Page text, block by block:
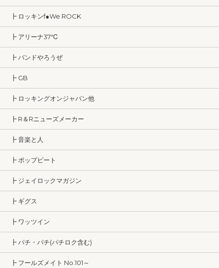
┣ ロッキンf●We ROCK
┣ アリーナ37℃
┣ バンドやろうぜ
┣ GB
┣ ロッキングオンジャパン他
┣ R＆Rニューズメーカー
┣ 音楽と人
┣ ポップビート
┣ ジェイロックマガジン
┣ ギグス
┣ ワッツイン
┣ パチ・パチ(パチロク含む)
┣ フールズメイト No.101～